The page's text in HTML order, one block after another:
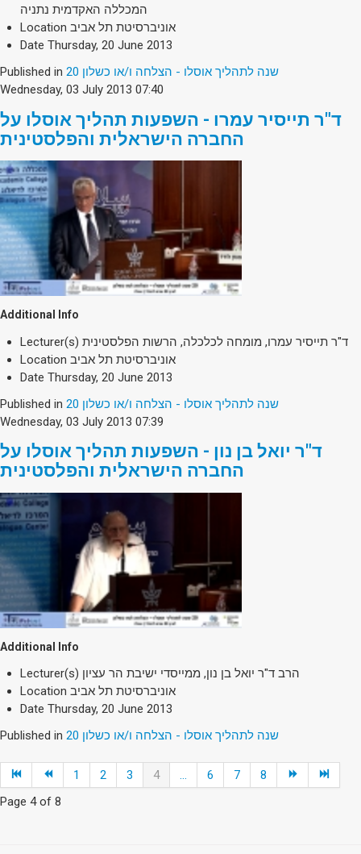
המכללה האקדמית נתניה
Location אוניברסיטת תל אביב
Date Thursday, 20 June 2013
Published in
20 שנה לתהליך אוסלו - הצלחה ו/או כשלון
Wednesday, 03 July 2013 07:40
ד"ר תייסיר עמרו - השפעות תהליך אוסלו על
החברה הישראלית והפלסטינית
Additional Info
Lecturer(s) ד"ר תייסיר עמרו, מומחה לכלכלה, הרשות הפלסטינית
Location אוניברסיטת תל אביב
Date Thursday, 20 June 2013
Published in
20 שנה לתהליך אוסלו - הצלחה ו/או כשלון
Wednesday, 03 July 2013 07:39
ד"ר יואל בן נון - השפעות תהליך אוסלו על
החברה הישראלית והפלסטינית
Additional Info
Lecturer(s) הרב ד"ר יואל בן נון, ממייסדי ישיבת הר עציון
Location אוניברסיטת תל אביב
Date Thursday, 20 June 2013
Published in
20 שנה לתהליך אוסלו - הצלחה ו/או כשלון
1 2 3 4 ... 6 7
8
Page 4 of 8